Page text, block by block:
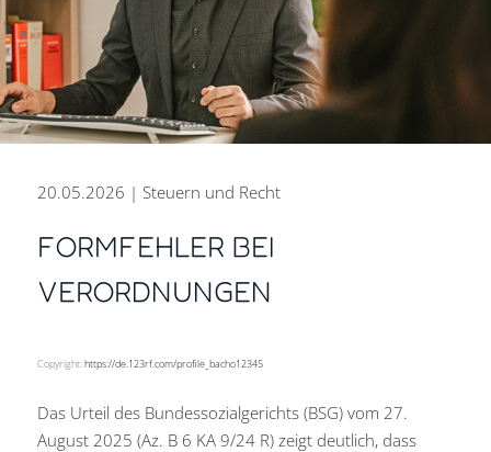
PERSÖNLICH BERATEN.
DIGITAL ARBEITEN.
Steuer- und Rechtsberatung
20.05.2026 | Steuern und Recht
FORMFEHLER BEI
VERORDNUNGEN
Copyright:https://de.123rf.com/profile_bacho12345
Das Urteil des Bundessozialgerichts (BSG) vom 27.
August 2025 (Az. B 6 KA 9/24 R) zeigt deutlich, dass